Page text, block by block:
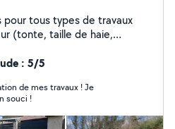
tous types de travaux
(tonte, taille de haie,
ou déplacement de
de tv ou tous
me contacter pour savoir si
: 5/5
de mes travaux ! Je
souci !